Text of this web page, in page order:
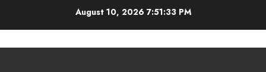
August 10, 2026 7:51:34 PM